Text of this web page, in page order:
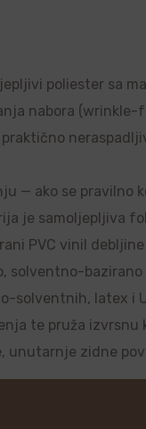
poliester sa
nabora
— ako se pravilno
je samoljepljiva
PVC vinil debljine
solventno-
solventnih, latex i
te pruža
unutarnje zidne